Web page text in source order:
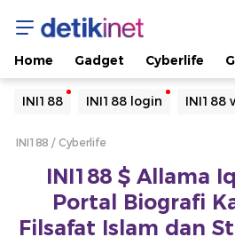
Home Gadget Cyberlife
INI188 INI188 login INI188
Yang sedang ramai dicari
Loading...
Loading...
INI188 Cyberlife
INI188 $ Allama
Portal Biografi
Filsafat Islam dan